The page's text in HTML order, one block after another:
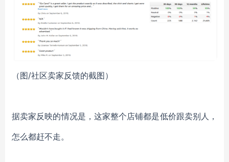
（图/社区卖家反馈的截图）
据卖家反映的情况是，这家整个店铺都是低价跟卖别人，
怎么都赶不走。